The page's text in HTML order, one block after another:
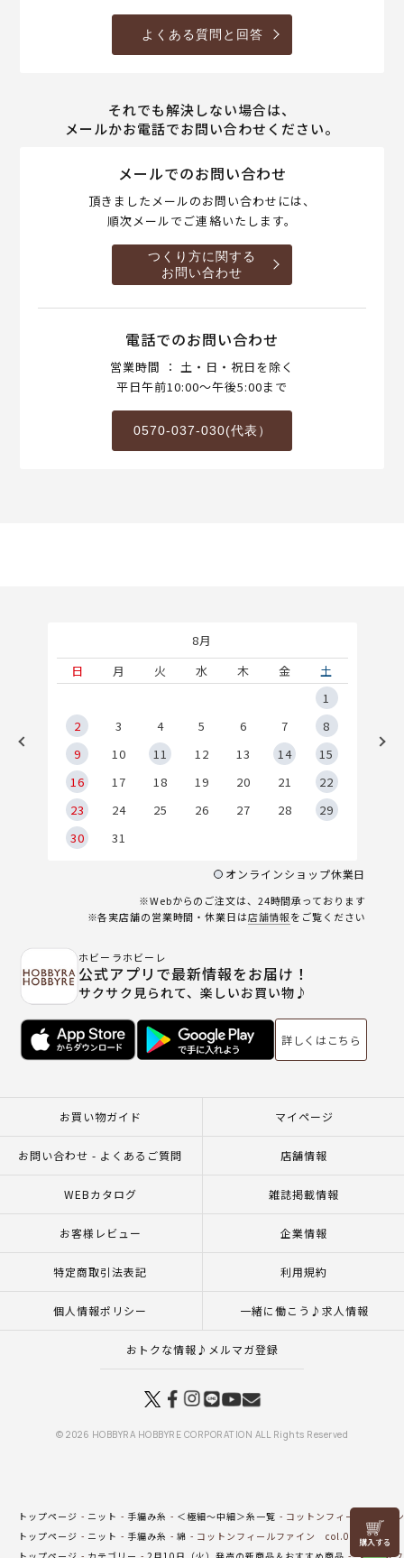
リリヤン
フェア
よくある質問と回答
それでも解決しない場合は、
メールかお電話でお問い合わせください。
メールでのお問い合わせ
頂きましたメールのお問い合わせには、
順次メールでご連絡いたします。
つくり方に関する
お問い合わせ
電話でのお問い合わせ
営業時間 ： 土・日・祝日を除く
平日午前10:00～午後5:00まで
0570-037-030(代表）
8月
日
月 火 水 木 金
土
1
2
3 4 5 6 7
8
9
10 11 12 13 14
15
16
17 18 19 20 21
22
23
24 25 26 27 28
29
30
31
オンラインショップ休業日
※Webからのご注文は、24時間承っております
※各実店舗の営業時間・休業日は店舗情報をご覧ください
ホビーラホビーレ
公式アプリで最新情報をお届け！
サクサク見られて、楽しいお買い物♪
詳しくはこちら
お買い物ガイド マイページ
お問い合わせ - よくあるご質問 店舗情報
WEBカタログ 雑誌掲載情報
お客様レビュー 企業情報
特定商取引法表記 利用規約
個人情報ポリシー 一緒に働こう♪求人情報
おトクな情報♪メルマガ登録
© 2026 HOBBYRA HOBBYRE CORPORATION ALL Rights Reserved
トップページ ニット 手編み糸 ＜極細～中細＞糸一覧
コットンフィールファ
トップページ
ニット 手編み糸 綿
コットンフィールファイン col.01WH